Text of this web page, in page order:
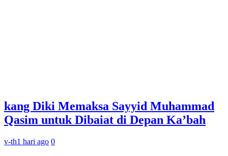
kang Diki Memaksa Sayyid Muhammad
Qasim untuk Dibaiat di Depan Ka’bah
v-th1 hari ago 0